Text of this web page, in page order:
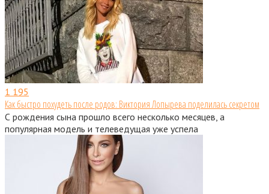
1 195
Как быстро похудеть после родов: Виктория Лопырева поделилась секретом
С рождения сына прошло всего несколько месяцев, а
популярная модель и телеведущая уже успела